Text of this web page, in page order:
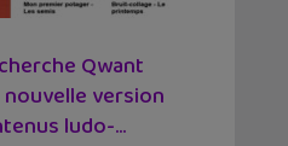
Qwant
version
ludo-...